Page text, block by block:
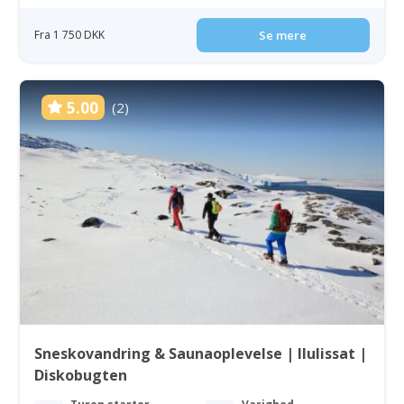
Fra 1 750 DKK Se mere
5.00 (2)
Sneskovandring & Saunaoplevelse | Ilulissat |
Diskobugten